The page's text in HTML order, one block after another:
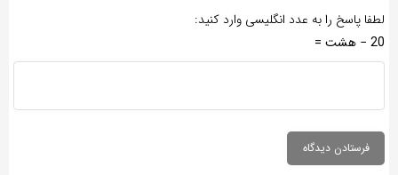
لطفا پاسخ را به عدد انگلیسی وارد کنید:
20 − هشت =